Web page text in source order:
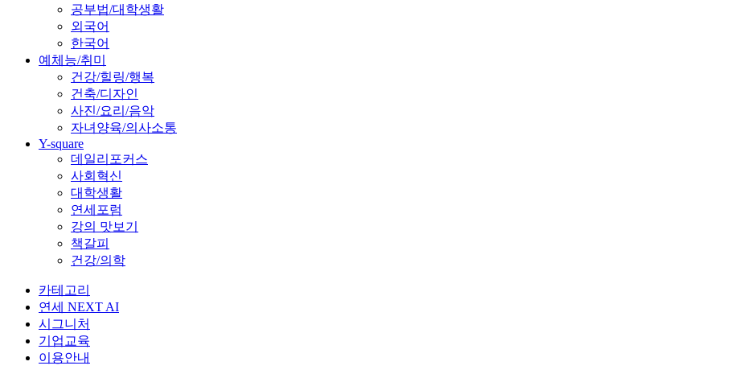
공부법/대학생활
외국어
한국어
예체능/취미
건강/힐링/행복
건축/디자인
사진/요리/음악
자녀양육/의사소통
Y-square
데일리포커스
사회혁신
대학생활
연세포럼
강의 맛보기
책갈피
건강/의학
카테고리
연세 NEXT AI
시그니처
기업교육
이용안내